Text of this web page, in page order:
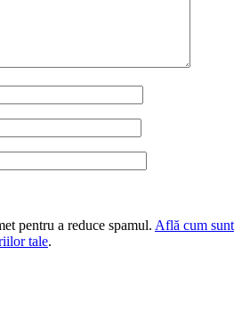
pentru a reduce spamul. Află cum sunt
tale.